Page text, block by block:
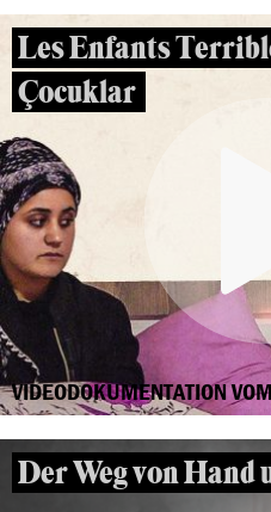
Les Enfants
Çocuklar
VIDEODOKUMENTATION
Der Weg von Hand